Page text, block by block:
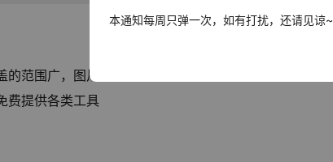
范围广，图片、娱乐、黑科技等
费提供各类工具
本通知每周只弹一次，如有打扰，还请见谅~